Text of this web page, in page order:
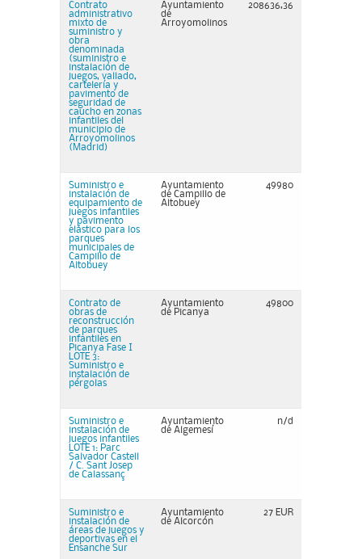
Contrato
administrativo
mixto de
suministro y
obra
denominada
(suministro e
instalación de
juegos, vallado,
cartelería y
pavimento de
seguridad de
caucho en zonas
infantiles del
municipio de
Arroyomolinos
(Madrid)
Ayuntamiento
de
Arroyomolinos
208636,36
Suministro e
instalación de
equipamiento de
juegos infantiles
y pavimento
elástico para los
parques
municipales de
Campillo de
Altobuey
Ayuntamiento
de Campillo de
Altobuey
49980
Contrato de
obras de
reconstrucción
de parques
infantiles en
Picanya Fase I
LOTE 3:
Suministro e
instalación de
pérgolas
Ayuntamiento
de Picanya
49800
Suministro e
instalación de
juegos infantiles
LOTE 1: Parc
Salvador Castell
/ C. Sant Josep
de Calassanç
Ayuntamiento
de Algemesí
n/d
Suministro e
instalación de
áreas de juegos y
deportivas en el
Ensanche Sur
Ayuntamiento
de Alcorcón
27 EUR